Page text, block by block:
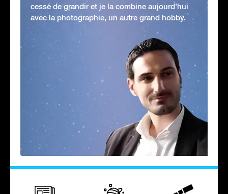
cessé de grandir et je la combine aujourd'hui
avec la photographie, un autre grand hobby.